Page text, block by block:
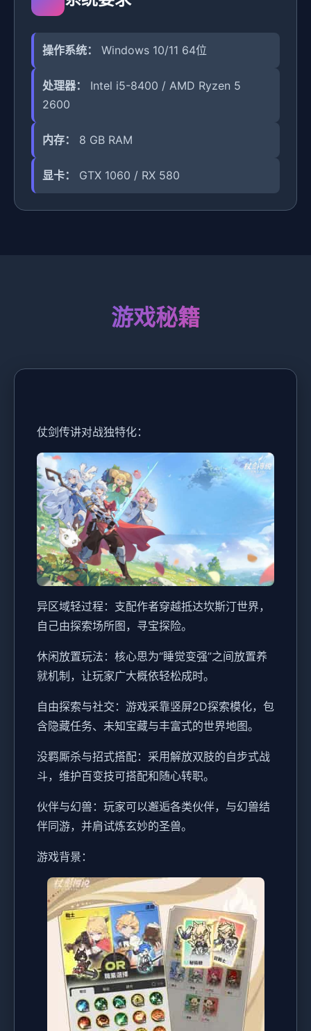
操作系统： Windows 10/11 64位
处理器：
Intel i5-8400 / AMD Ryzen 5
2600
内存： 8 GB RAM
显卡： GTX 1060 / RX 580
游戏秘籍
仗剑传讲对战独特化：
异区域轻过程：支配作者穿越抵达坎斯汀世界，
自己由探索场所图，寻宝探险。
休闲放置玩法：核心思为“睡觉变强”之间放置养
就机制，让玩家广大概依轻松成时。
自由探索与社交：游戏采靠竖屏2D探索模化，包
含隐藏任务、未知宝藏与丰富式的世界地图。
没羁厮杀与招式搭配：采用解放双肢的自步式战
斗，维护百变技可搭配和随心转职。
伙伴与幻兽：玩家可以邂逅各类伙伴，与幻兽结
伴同游，并肩试炼玄妙的圣兽。
游戏背景：